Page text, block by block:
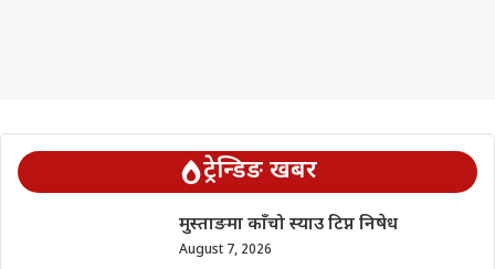
ट्रेन्डिङ खबर
मुस्ताङमा काँचो स्याउ टिप्न निषेध
August 7, 2026